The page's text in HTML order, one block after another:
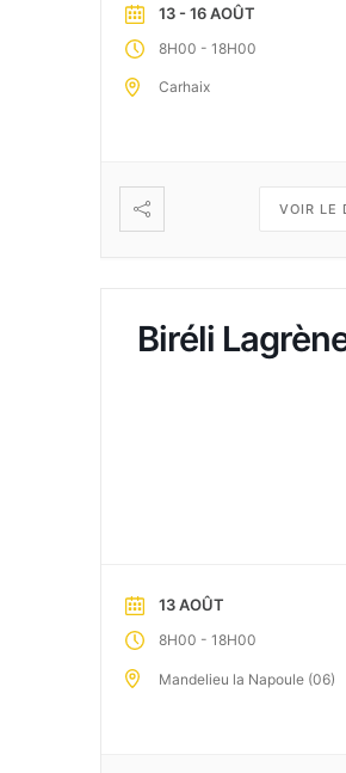
13 - 16 AOÛT
8H00 - 18H00
Carhaix
VOIR LE
Biréli
13 AOÛT
8H00 - 18H00
Mandelieu la Napoule (06)